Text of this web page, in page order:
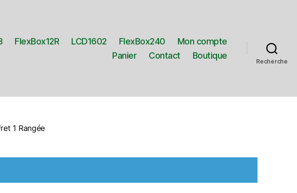
FlexBox12R LCD1602 FlexBox240
Mon compte
Panier
Contact Boutique
Recherche
1 Rangée